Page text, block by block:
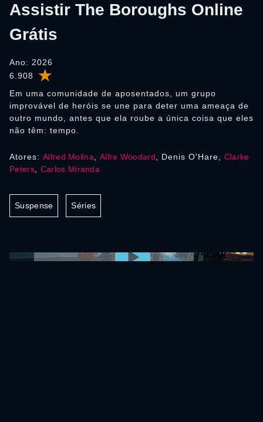
6.908
Assistir The Boroughs Online
Grátis
Ano: 2026
Em uma comunidade de aposentados, um grupo
improvável de heróis se une para deter uma ameaça de
outro mundo, antes que ela roube a única coisa que eles
não têm: tempo.
Atores: Alfred Molina Alfre Woodard , Denis O'Hare, Clarke
Peters, Carlos Miranda
Suspense Séries